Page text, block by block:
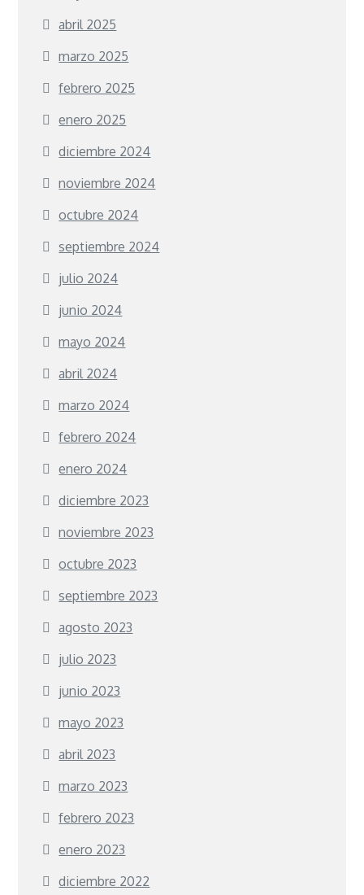
abril 2025
marzo 2025
febrero 2025
enero 2025
diciembre 2024
noviembre 2024
octubre 2024
septiembre 2024
julio 2024
junio 2024
mayo 2024
abril 2024
marzo 2024
febrero 2024
enero 2024
diciembre 2023
noviembre 2023
octubre 2023
septiembre 2023
agosto 2023
julio 2023
junio 2023
mayo 2023
abril 2023
marzo 2023
febrero 2023
enero 2023
diciembre 2022